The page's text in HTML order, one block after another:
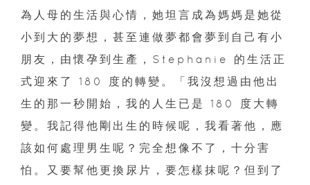
為人母的生活與心情，她坦言成為媽媽是她從
小到大的夢想，甚至連做夢都會夢到自己有小
朋友，由懷孕到生產，Stephanie 的生活正
式迎來了 180 度的轉變。「我沒想過由他出
生的那一秒開始，我的人生已是 180 度大轉
變。我記得他剛出生的時候呢，我看著他，應
該如何處理男生呢？完全想像不了，十分害
怕。又要幫他更換尿片，要怎樣抹呢？但到了